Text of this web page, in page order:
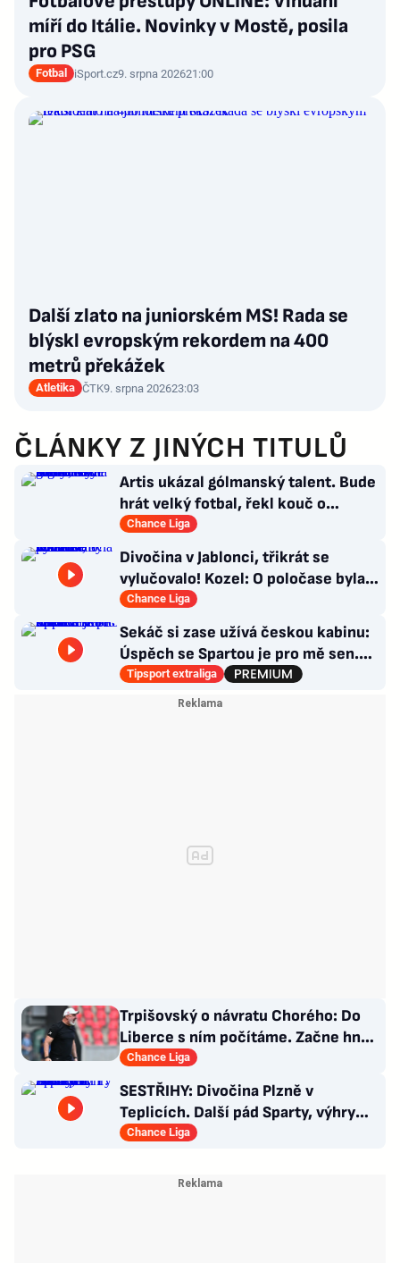
míří do Itálie. Novinky v Mostě, posila
pro PSG
Fotbal iSport.cz9. srpna 202621:00
Další zlato na juniorském MS! Rada se
blýskl evropským rekordem na 400
metrů překážek
Atletika ČTK9. srpna 202623:03
ČLÁNKY Z JINÝCH TITULŮ
Artis ukázal gólmanský talent. Bude
hrát velký fotbal, řekl kouč o
Kašíkovi. Body ale má Sigma
Chance Liga
Divočina v Jablonci, třikrát se
vylučovalo! Kozel: O poločase byla v
kabině bouřka
Chance Liga
Sekáč si zase užívá českou kabinu:
Úspěch se Spartou je pro mě sen.
Divoká léta ho stála NHL
Tipsport extraliga
Trpišovský o návratu Chorého: Do
Liberce s ním počítáme. Začne hned
od začátku?
Chance Liga
SESTŘIHY: Divočina Plzně v
Teplicích. Další pád Sparty, výhry
Slavie i Hradce s Baníkem
Chance Liga